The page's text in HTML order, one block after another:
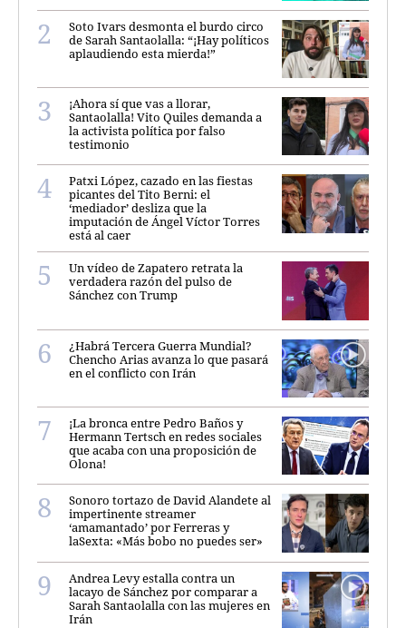
Soto Ivars desmonta el burdo circo
de Sarah Santaolalla: “¡Hay políticos
aplaudiendo esta mierda!”
¡Ahora sí que vas a llorar,
Santaolalla! Vito Quiles demanda a
la activista política por falso
testimonio
Patxi López, cazado en las fiestas
picantes del Tito Berni: el
‘mediador’ desliza que la
imputación de Ángel Víctor Torres
está al caer
Un vídeo de Zapatero retrata la
verdadera razón del pulso de
Sánchez con Trump
¿Habrá Tercera Guerra Mundial?
Chencho Arias avanza lo que pasará
en el conflicto con Irán
¡La bronca entre Pedro Baños y
Hermann Tertsch en redes sociales
que acaba con una proposición de
Olona!
Sonoro tortazo de David Alandete al
impertinente streamer
‘amamantado’ por Ferreras y
laSexta: «Más bobo no puedes ser»
Andrea Levy estalla contra un
lacayo de Sánchez por comparar a
Sarah Santaolalla con las mujeres en
Irán